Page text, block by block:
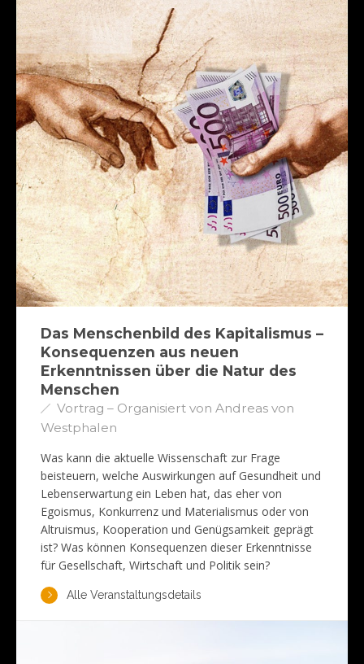
Das Menschenbild des Kapitalismus –
Konsequenzen aus neuen
Erkenntnissen über die Natur des
Menschen
Vortrag – Organisiert von Andreas von
Westphalen
Was kann die aktuelle Wissenschaft zur Frage
beisteuern, welche Auswirkungen auf Gesundheit und
Lebenserwartung ein Leben hat, das eher von
Egoismus, Konkurrenz und Materialismus oder von
Altruismus, Kooperation und Genügsamkeit geprägt
ist? Was können Konsequenzen dieser Erkenntnisse
für Gesellschaft, Wirtschaft und Politik sein?
Alle Veranstaltungsdetails